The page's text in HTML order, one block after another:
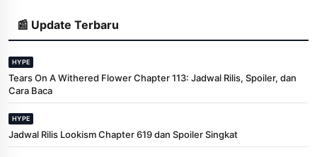
📰 Update Terbaru
HYPE
Tears On A Withered Flower Chapter 113: Jadwal Rilis, Spoiler, dan
Cara Baca
HYPE
Jadwal Rilis Lookism Chapter 619 dan Spoiler Singkat